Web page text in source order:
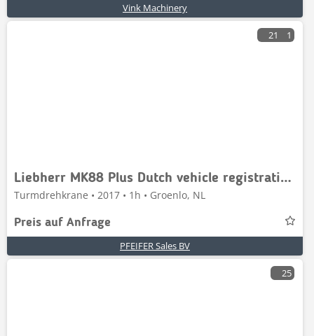
Vink Machinery
21 1
Liebherr MK88 Plus Dutch vehicle registration, Valid inspec
Turmdrehkrane • 2017 • 1h • Groenlo, NL
Preis auf Anfrage
PFEIFER Sales BV
25